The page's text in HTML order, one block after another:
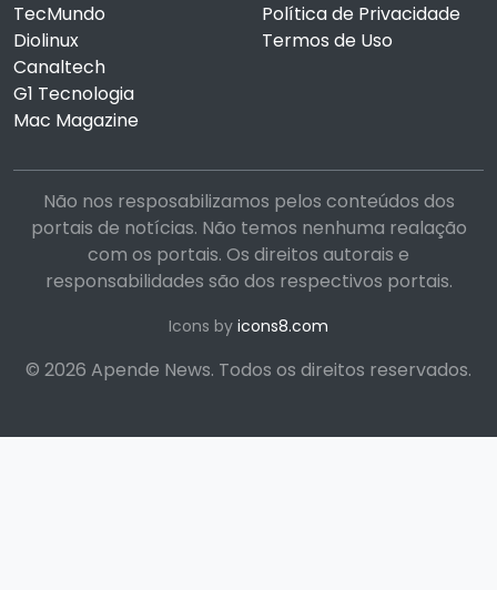
TecMundo
Diolinux
Canaltech
G1 Tecnologia
Mac Magazine
Política de Privacidade
Termos de Uso
Não nos resposabilizamos pelos conteúdos dos
portais de notícias. Não temos nenhuma realação
com os portais. Os direitos autorais e
responsabilidades são dos respectivos portais.
Icons by icons8.com
© 2026 Apende News. Todos os direitos reservados.